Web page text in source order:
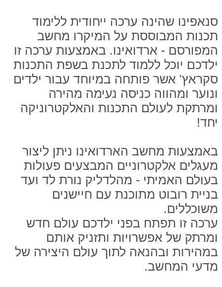
סנאפינו שהינה ערכה ייחודית ללימוד
תכנות המבוססת על המיקרו מחשב
המפורסם - ארדואינו. באמצעות ערכה זו
ילדכם יוכל ללמוד לתכנת בשפת התכנות
סקראץ' אשר פותחה במיוחד עבור ילדים
ונוער ומהווה כניסה נעימה מהירה
ומרתקת לעולם התכנות והאלקטרוניקה
יחד!
באמצעות מחשב הארדואינו ניתן ליצור
מעגלים אלקטרוניים המבצעים פעולות
בעולם האמיתי - מהלדליק נורת לד ועד
בניית רובוט מתוכנת עם חיישנים
משוכללים.
ערכה זו תפתח בפני ילדכם עולם חדש
ומרתק של אפשרויות ותזניק אותם
במהירות ובהנאה לתוך עולם היצירה של
מדעי המחשב.